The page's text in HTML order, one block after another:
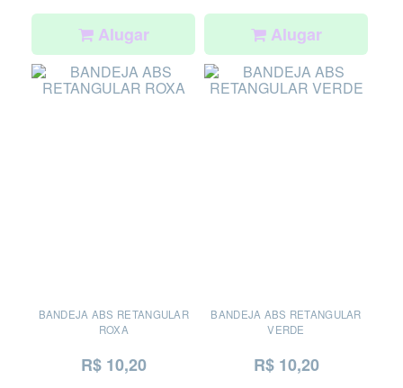
Alugar Alugar
BANDEJA ABS RETANGULAR
ROXA
R$ 10,20
BANDEJA ABS RETANGULAR
VERDE
R$ 10,20